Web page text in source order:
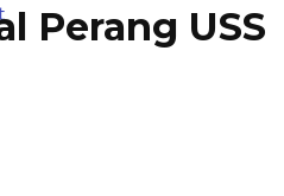
Perang USS